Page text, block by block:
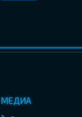
МЕДИА